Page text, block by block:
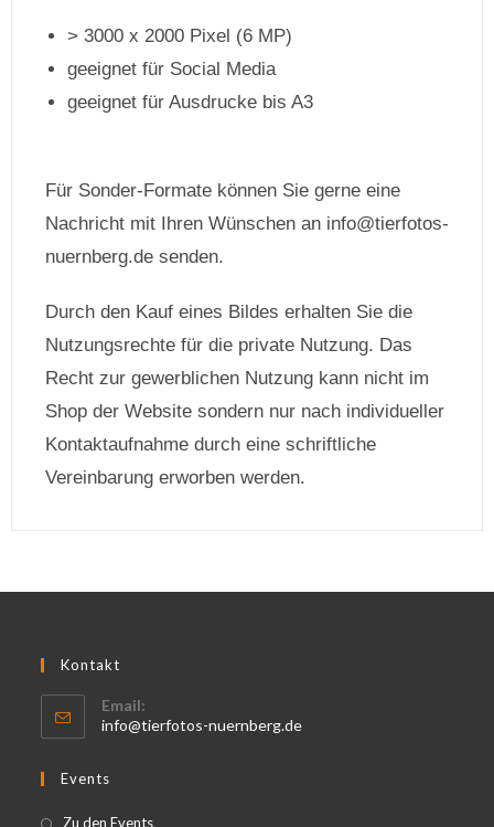
> 3000 x 2000 Pixel (6 MP)
geeignet für Social Media
geeignet für Ausdrucke bis A3
Für Sonder-Formate können Sie gerne eine
Nachricht mit Ihren Wünschen an info@tierfotos-
nuernberg.de senden.
Durch den Kauf eines Bildes erhalten Sie die
Nutzungsrechte für die private Nutzung. Das
Recht zur gewerblichen Nutzung kann nicht im
Shop der Website sondern nur nach individueller
Kontaktaufnahme durch eine schriftliche
Vereinbarung erworben werden.
Kontakt
Email:
info@tierfotos-nuernberg.de
Events
Zu den Events